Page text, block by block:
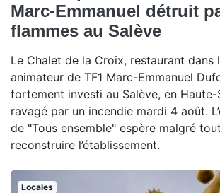
Marc-Emmanuel détruit
flammes au Salève
Le Chalet de la Croix, restaurant dans
animateur de TF1 Marc-Emmanuel
fortement investi au Salève, en Haute-
ravagé par un incendie mardi 4 août.
de "Tous ensemble" espère malgré
reconstruire l’établissement.
Locales